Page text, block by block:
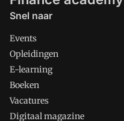
Snel naar
Events
Opleidingen
E-learning
Boeken
Vacatures
Digitaal magazine